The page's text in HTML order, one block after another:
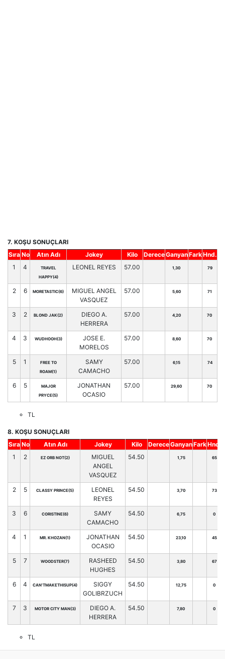
7. KOŞU SONUÇLARI
Sıra No Atın Adı Jokey Kilo DereceGanyanFarkHnd.
1
4
TRAVEL
HAPPY(4)
LEONEL REYES 57.00 1,30 79
2 6 MORETASTIC(6)
MIGUEL ANGEL
VASQUEZ
57.00 5,60 71
3 2 BLOND JAK(2)
DIEGO A.
HERRERA
57.00 4,20 70
4 3 WUDHOOH(3)
JOSE E.
MORELOS
57.00 8,60 70
5 1
FREE TO
ROAM(1)
SAMY
CAMACHO
57.00 6,15 74
6 5
MAJOR
PRYCE(5)
JONATHAN
OCASIO
57.00 29,60 70
TL
8. KOŞU SONUÇLARI
Sıra No Atın Adı Jokey Kilo DereceGanyanFarkHnd.
1
2 EZ ORB NOT(2)
MIGUEL
ANGEL
VASQUEZ
54.50 1,75 65
2 5 CLASSY PRINCE(5)
LEONEL
REYES
54.50 3,70 73
3 6 CORISTINE(6)
SAMY
CAMACHO
54.50 6,75 0
4 1 MR. KHOZAN(1)
JONATHAN
OCASIO
54.50 23,10 45
5 7 WOODSTER(7)
RASHEED
HUGHES
54.50 3,80 67
6 4 CAN'TMAKETHISUP(4)
SIGGY
GOLIBRZUCH
54.50 12,75 0
7 3 MOTOR CITY MAN(3)
DIEGO A.
HERRERA
54.50 7,80 0
TL